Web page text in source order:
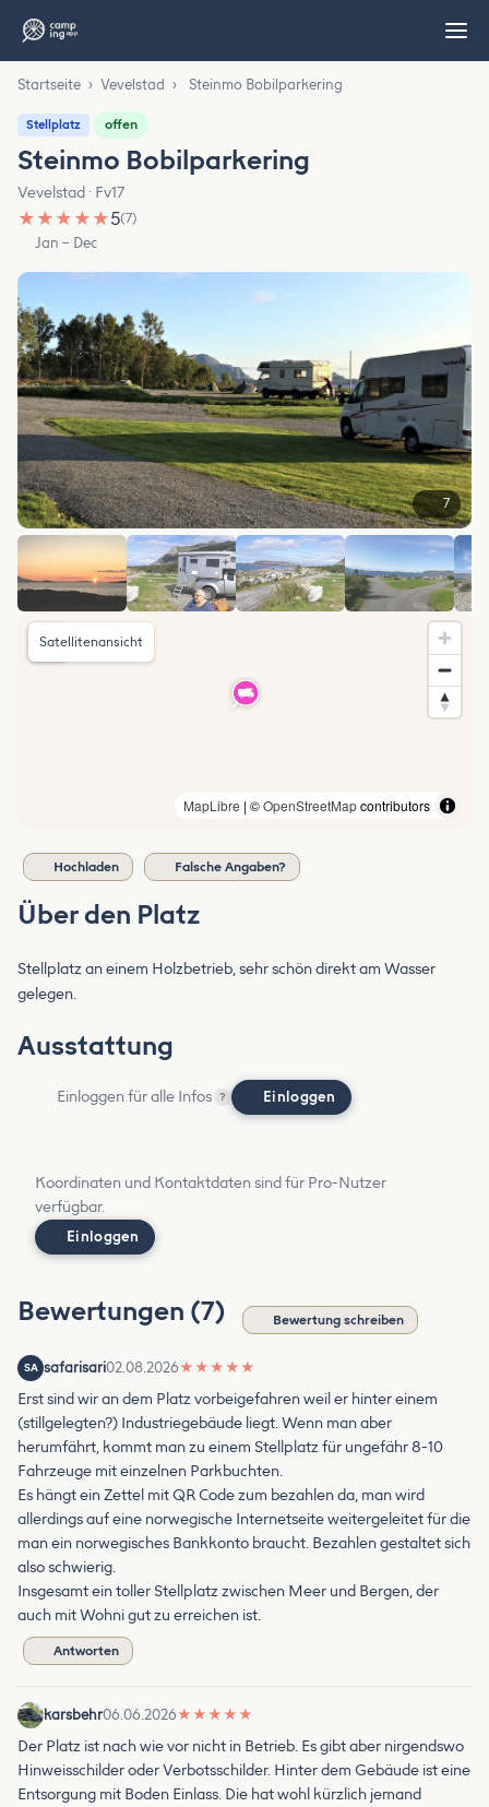
Startseite › Vevelstad › Steinmo Bobilparkering
Stellplatz offen
Steinmo Bobilparkering
Vevelstad · Fv17
★ ★ ★ ★ ★5(7)
Jan – Dec
7
MapLibre | ©OpenStreetMapcontributors
Satellitenansicht
Hochladen Falsche Angaben?
Über den Platz
Stellplatz an einem Holzbetrieb, sehr schön direkt am Wasser
gelegen.
Ausstattung
Einloggen für alle Infos ? Einloggen
Koordinaten und Kontaktdaten sind für Pro-Nutzer
verfügbar.
Einloggen
Bewertungen (7) Bewertung schreiben
SA safarisari02.08.2026★ ★ ★ ★ ★
Erst sind wir an dem Platz vorbeigefahren weil er hinter einem
(stillgelegten?) Industriegebäude liegt. Wenn man aber
herumfährt, kommt man zu einem Stellplatz für ungefähr 8-10
Fahrzeuge mit einzelnen Parkbuchten.
Es hängt ein Zettel mit QR Code zum bezahlen da, man wird
allerdings auf eine norwegische Internetseite weitergeleitet für die
man ein norwegisches Bankkonto braucht. Bezahlen gestaltet sich
also schwierig.
Insgesamt ein toller Stellplatz zwischen Meer und Bergen, der
auch mit Wohni gut zu erreichen ist.
Antworten
karsbehr06.06.2026★ ★ ★ ★ ★
Der Platz ist nach wie vor nicht in Betrieb. Es gibt aber nirgendswo
Hinweisschilder oder Verbotsschilder. Hinter dem Gebäude ist eine
Entsorgung mit Boden Einlass. Die hat wohl kürzlich jemand